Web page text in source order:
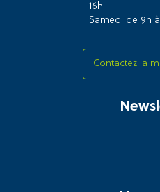
16h
Samedi de 9h à
Contactez la